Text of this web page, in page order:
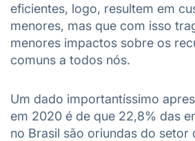
eficientes, logo, resultem em
menores, mas que com isso
menores impactos sobre os
comuns a todos nós.
Um dado importantíssimo
em 2020 é de que 22,8% das
no Brasil são oriundas do setor